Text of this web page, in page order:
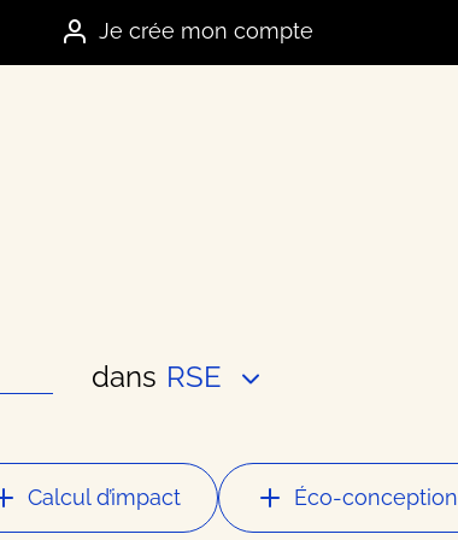
Je crée mon compte
dans RSE
Calcul d’impact Éco-conception